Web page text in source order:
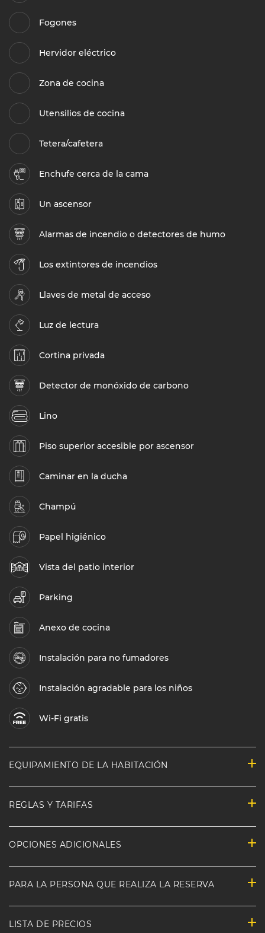
Fogones
Hervidor eléctrico
Zona de cocina
Utensilios de cocina
Tetera/cafetera
Enchufe cerca de la cama
Un ascensor
Alarmas de incendio o detectores de humo
Los extintores de incendios
Llaves de metal de acceso
Luz de lectura
Cortina privada
Detector de monóxido de carbono
Lino
Piso superior accesible por ascensor
Caminar en la ducha
Champú
Papel higiénico
Vista del patio interior
Parking
Anexo de cocina
Instalación para no fumadores
Instalación agradable para los niños
Wi-Fi gratis
EQUIPAMIENTO DE LA HABITACIÓN
REGLAS Y TARIFAS
OPCIONES ADICIONALES
PARA LA PERSONA QUE REALIZA LA RESERVA
LISTA DE PRECIOS